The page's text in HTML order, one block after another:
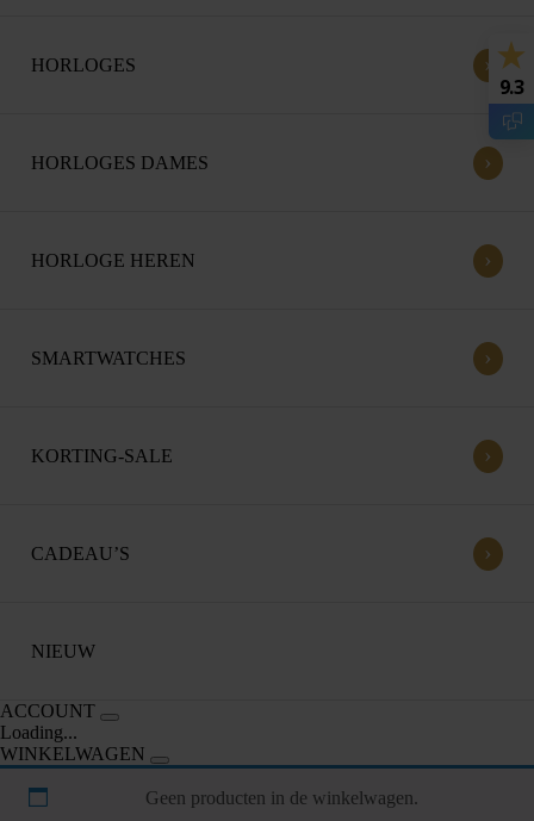
HORLOGES ›
HORLOGES DAMES ›
HORLOGE HEREN ›
SMARTWATCHES ›
KORTING-SALE ›
CADEAU’S ›
NIEUW
ACCOUNT
Loading...
WINKELWAGEN
Geen producten in de winkelwagen.
9.3